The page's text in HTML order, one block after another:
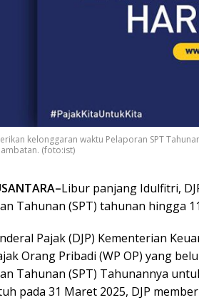
kelonggaran waktu Pelaporan SPT
(foto:ist)
Libur panjang Idulfitri,
Tahunan (SPT) tahunan hingga
Pajak (DJP) Kementerian
Orang Pribadi (WP OP) yang
Tahunan (SPT) Tahunannya
pada 31 Maret 2025, DJP